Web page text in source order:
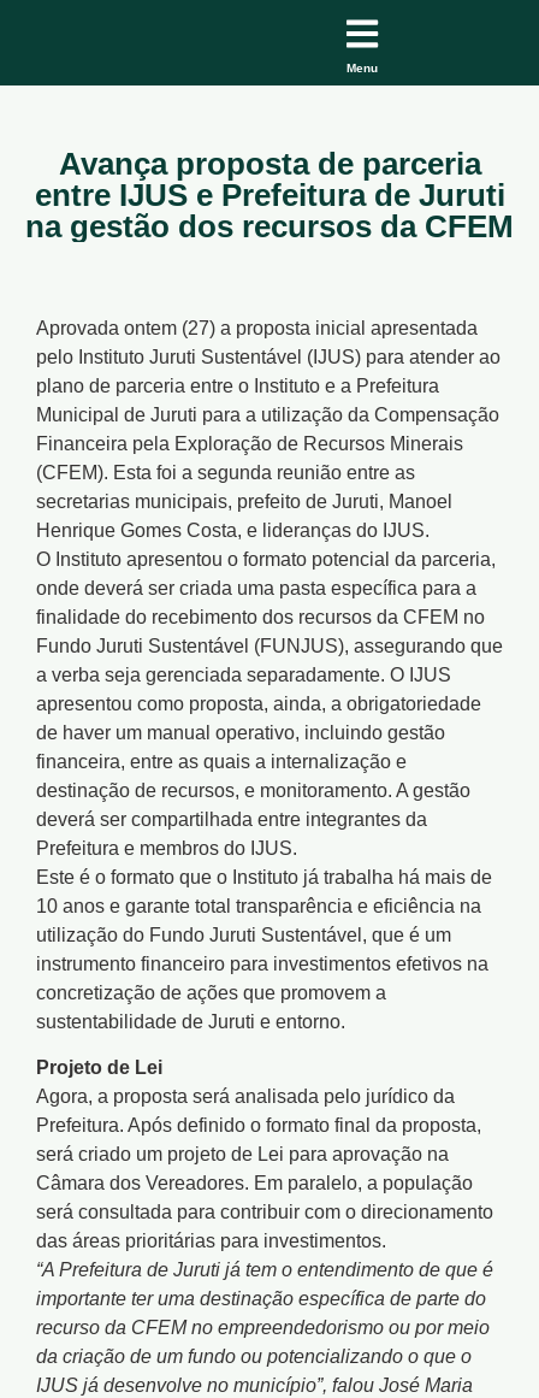
Menu
Avança proposta de parceria
entre IJUS e Prefeitura de Juruti
na gestão dos recursos da CFEM
Aprovada ontem (27) a proposta inicial apresentada
pelo Instituto Juruti Sustentável (IJUS) para atender ao
plano de parceria entre o Instituto e a Prefeitura
Municipal de Juruti para a utilização da Compensação
Financeira pela Exploração de Recursos Minerais
(CFEM). Esta foi a segunda reunião entre as
secretarias municipais, prefeito de Juruti, Manoel
Henrique Gomes Costa, e lideranças do IJUS.
O Instituto apresentou o formato potencial da parceria,
onde deverá ser criada uma pasta específica para a
finalidade do recebimento dos recursos da CFEM no
Fundo Juruti Sustentável (FUNJUS), assegurando que
a verba seja gerenciada separadamente. O IJUS
apresentou como proposta, ainda, a obrigatoriedade
de haver um manual operativo, incluindo gestão
financeira, entre as quais a internalização e
destinação de recursos, e monitoramento. A gestão
deverá ser compartilhada entre integrantes da
Prefeitura e membros do IJUS.
Este é o formato que o Instituto já trabalha há mais de
10 anos e garante total transparência e eficiência na
utilização do Fundo Juruti Sustentável, que é um
instrumento financeiro para investimentos efetivos na
concretização de ações que promovem a
sustentabilidade de Juruti e entorno.
Projeto de Lei
Agora, a proposta será analisada pelo jurídico da
Prefeitura. Após definido o formato final da proposta,
será criado um projeto de Lei para aprovação na
Câmara dos Vereadores. Em paralelo, a população
será consultada para contribuir com o direcionamento
das áreas prioritárias para investimentos.
“A Prefeitura de Juruti já tem o entendimento de que é
importante ter uma destinação específica de parte do
recurso da CFEM no empreendedorismo ou por meio
da criação de um fundo ou potencializando o que o
IJUS já desenvolve no município”, falou José Maria